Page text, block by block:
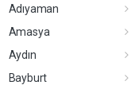
Adıyaman
Amasya
Aydın
Bayburt